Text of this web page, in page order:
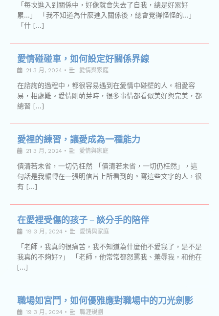
「每次進入到關係中，好像就會失去了自我，總是好累好
累…」 「我不知道為什麼進入關係後，總會覺得怪怪的…」
「什 […]
愛情碰碰車，如何設定好關係界線
21 3 月, 2024 • 愛情與家庭
在諮詢的過程中，都很容易遇到在愛情中碰壁的人。相愛容
易，相處難。愛情剛萌芽時，很多事情都看似美好與完美，都
總習 […]
愛裡的練習，讓愛成為一種能力
21 3 月, 2024 • 愛情與家庭
債清若未省，一切仍枉然 「債清若未省，一切仍枉然」，這
句話是我輾轉在一張明信片上所看到的。寫這些文字的人，很
有 […]
在愛裡受傷的孩子 – 談分手的陪伴
19 3 月, 2024 • 愛情與家庭
「老師，我真的很痛苦，我不知道為什麼他不愛我了，是不是
我真的不夠好?」 「老師，他常常都怒罵我、羞辱我，和他在
[…]
職場如宮鬥，如何優雅應對職場中的刀光劍影
19 3 月, 2024 • 職涯規劃